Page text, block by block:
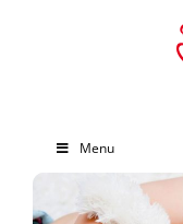
Menu